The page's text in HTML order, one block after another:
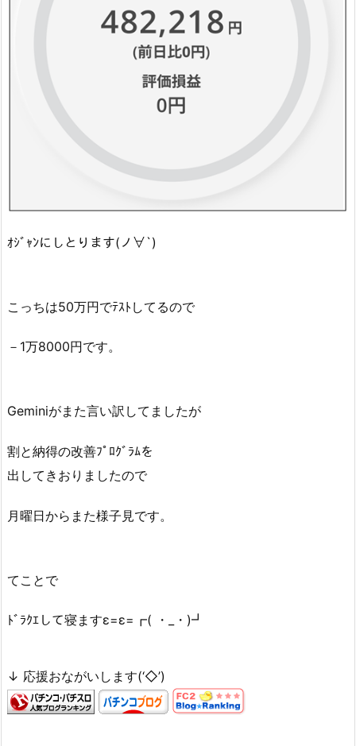
ｵｼﾞｬﾝにしとります(ノ∀`)
こっちは50万円でﾃｽﾄしてるので
－1万8000円です。
Geminiがまた言い訳してましたが
割と納得の改善ﾌﾟﾛｸﾞﾗﾑを
出してきおりましたので
月曜日からまた様子見です。
てことで
ﾄﾞﾗｸｴして寝ますε=ε=┏( ・_・)┛
↓ 応援おながいします(‘◇’)ゞ